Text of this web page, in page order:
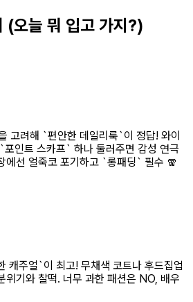
(오늘 뭐 입고 가지?)
고려해 `편안한 데일리룩`이 정답! 와이
인트 스카프` 하나 둘러주면 감성 연극
에선 얼죽코 포기하고 `롱패딩` 필수 🧣
캐주얼`이 최고! 무채색 코트나 후드집업
위기와 찰떡. 너무 과한 패션은 NO, 배우